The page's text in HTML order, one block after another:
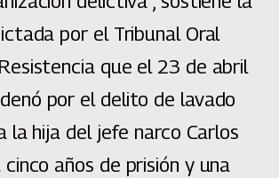
por el Tribunal Oral
que el 23 de abril
por el delito de lavado
la hija del jefe narco Carlos
años de prisión y una